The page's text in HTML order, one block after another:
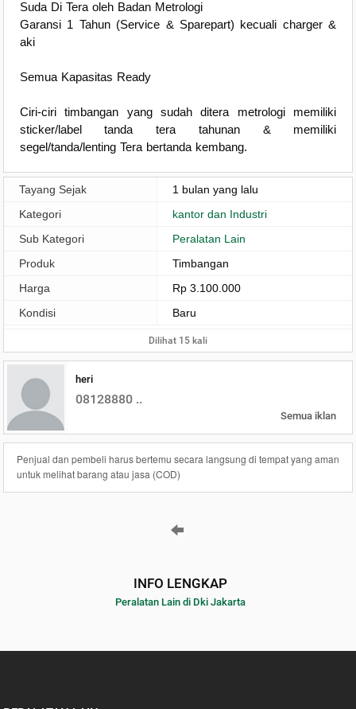
Suda Di Tera oleh Badan Metrologi
Garansi 1 Tahun (Service & Sparepart) kecuali charger &
aki
Semua Kapasitas Ready
Ciri-ciri timbangan yang sudah ditera metrologi memiliki
sticker/label tanda tera tahunan & memiliki
segel/tanda/lenting Tera bertanda kembang.
Tayang Sejak
1 bulan yang lalu
Kategori
kantor dan Industri
Sub Kategori
Peralatan Lain
Produk
Timbangan
Harga
Rp 3.100.000
Kondisi
Baru
Dilihat 15 kali
heri
08128880 ..
Semua iklan
Penjual dan pembeli harus bertemu secara langsung di tempat yang aman
untuk melihat barang atau jasa (COD)
INFO LENGKAP
Peralatan Lain di Dki Jakarta